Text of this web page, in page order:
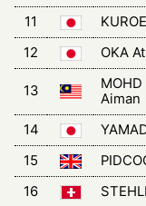
11
12
OKA
13
Aiman
14
15
16